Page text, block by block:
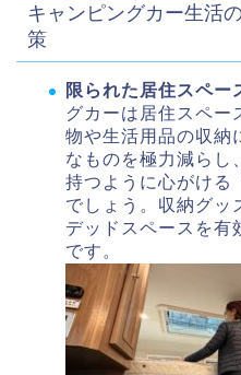
キャンピングカー生活
策
限られた居住スペー
グカーは居住スペー
物や生活用品の収納
なものを極力減らし
持つように心がける
でしょう。収納グッ
デッドスペースを有
です。